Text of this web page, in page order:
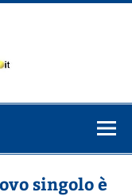
Torino
singolo è